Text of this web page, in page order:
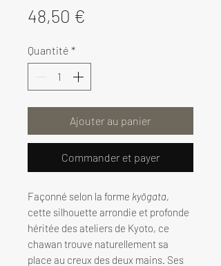
48,50 €
Quantité *
Ajouter au panier
Commander et payer
Façonné selon la forme kyōgata,
cette silhouette arrondie et profonde
héritée des ateliers de Kyoto, ce
chawan trouve naturellement sa
place au creux des deux mains. Ses